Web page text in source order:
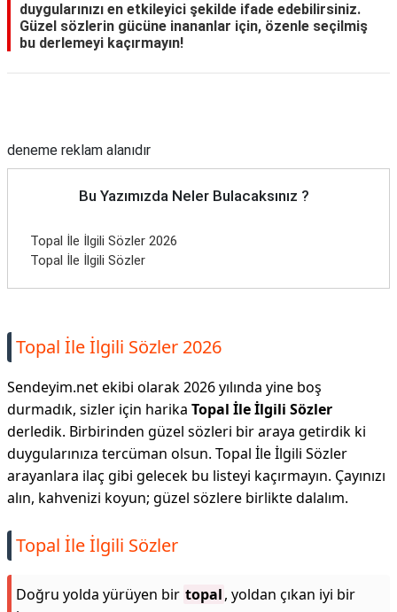
duygularınızı en etkileyici şekilde ifade edebilirsiniz.
Güzel sözlerin gücüne inananlar için, özenle seçilmiş
bu derlemeyi kaçırmayın!
deneme reklam alanıdır
Bu Yazımızda Neler Bulacaksınız ?
Topal İle İlgili Sözler 2026
Topal İle İlgili Sözler
Topal İle İlgili Sözler 2026
Sendeyim.net ekibi olarak 2026 yılında yine boş
durmadık, sizler için harika Topal İle İlgili Sözler
derledik. Birbirinden güzel sözleri bir araya getirdik ki
duygularınıza tercüman olsun. Topal İle İlgili Sözler
arayanlara ilaç gibi gelecek bu listeyi kaçırmayın. Çayınızı
alın, kahvenizi koyun; güzel sözlere birlikte dalalım.
Topal İle İlgili Sözler
Doğru yolda yürüyen bir topal, yoldan çıkan iyi bir